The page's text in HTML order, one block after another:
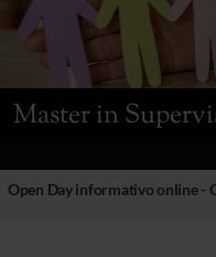
Master in
Open Day informativo online -